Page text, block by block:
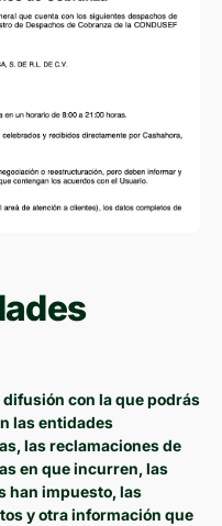
con la que podrás
las entidades
las reclamaciones de
en que incurren, las
han impuesto, las
y otra información que